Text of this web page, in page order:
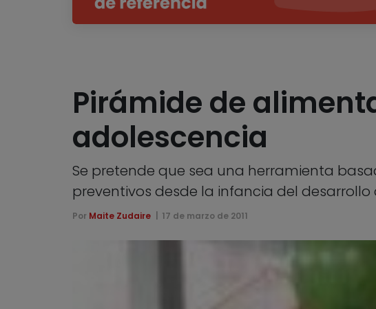
Pirámide de
adolescencia
Se pretende que sea una herramienta
preventivos desde la infancia del
Por Maite Zudaire 17 de marzo de 2011